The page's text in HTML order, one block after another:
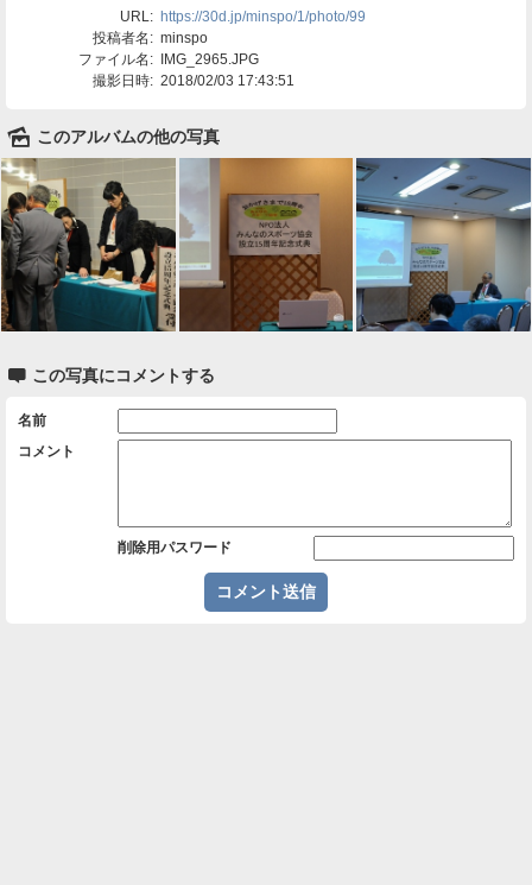
URL: https://30d.jp/minspo/1/photo/99
投稿者名: minspo
ファイル名: IMG_2965.JPG
撮影日時: 2018/02/03 17:43:51
🌄 このアルバムの他の写真
 この写真にコメントする
名前
コメント
削除用パスワード